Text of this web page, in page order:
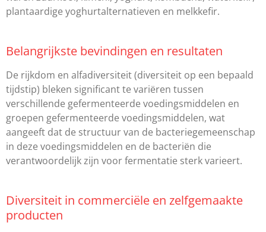
plantaardige yoghurtalternatieven en melkkefir.
Belangrijkste bevindingen en resultaten
De rijkdom en alfadiversiteit (diversiteit op een bepaald
tijdstip) bleken significant te variëren tussen
verschillende gefermenteerde voedingsmiddelen en
groepen gefermenteerde voedingsmiddelen, wat
aangeeft dat de structuur van de bacteriegemeenschap
in deze voedingsmiddelen en de bacteriën die
verantwoordelijk zijn voor fermentatie sterk varieert.
Diversiteit in commerciële en zelfgemaakte
producten